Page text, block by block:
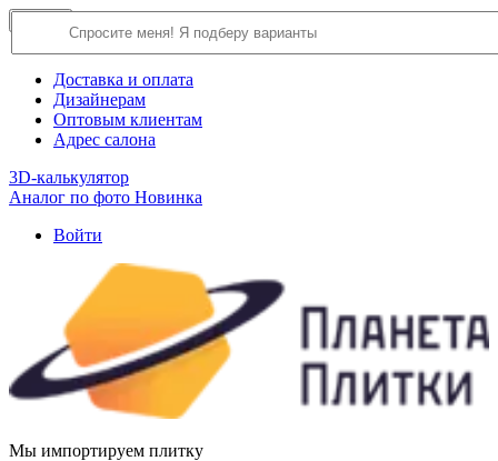
О компании
Доставка и оплата
Дизайнерам
Оптовым клиентам
Адрес салона
3D-калькулятор
Аналог по фото Новинка
Войти
Мы импортируем плитку